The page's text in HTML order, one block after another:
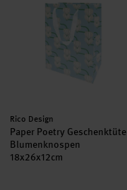
Hersteller:
Rico Design
Paper Poetry Geschenktüte
Blumenknospen
18x26x12cm